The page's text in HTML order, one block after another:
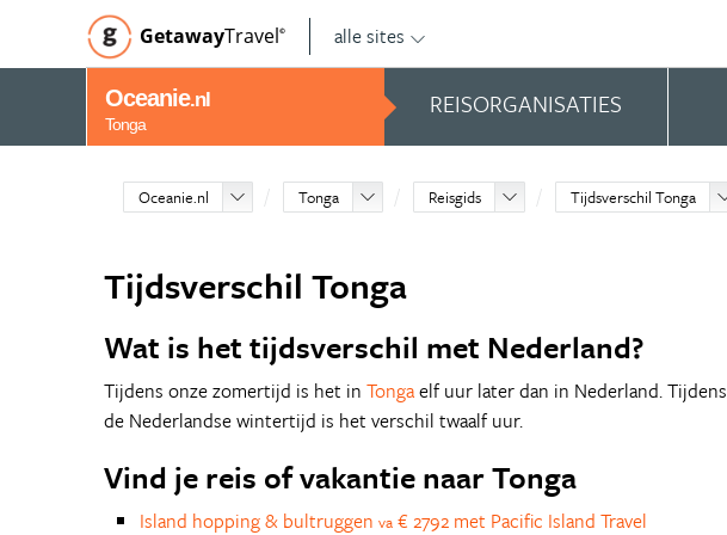
GetawayTravel© alle sites
Oceanie.nl
Tonga
REISORGANISATIES
Oceanie.nl Tonga Reisgids Tijdsverschil Tonga
Tijdsverschil Tonga
Wat is het tijdsverschil met Nederland?
Tijdens onze zomertijd is het in Tongaelf uur later dan in Nederland. Tijdens
de Nederlandse wintertijd is het verschil twaalf uur.
Vind je reis of vakantie naar Tonga
Island hopping & bultruggen va € 2792 met Pacific Island Travel